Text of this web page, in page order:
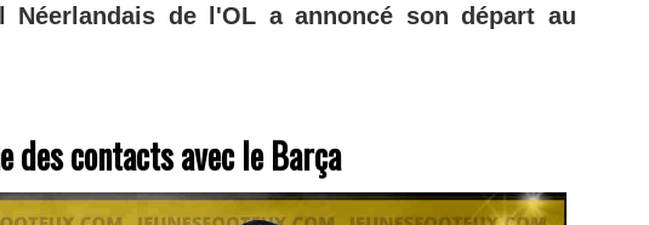
Néerlandais de l'OL a annoncé son départ au
des contacts avec le Barça